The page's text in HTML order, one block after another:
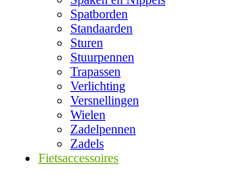
Spatborden
Standaarden
Sturen
Stuurpennen
Trapassen
Verlichting
Versnellingen
Wielen
Zadelpennen
Zadels
Fietsaccessoires